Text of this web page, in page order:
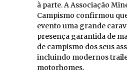
à parte. A Associação
Campismo confirmou
evento uma grande
presença garantida de
de campismo dos seus
incluindo modernos
motorhomes.